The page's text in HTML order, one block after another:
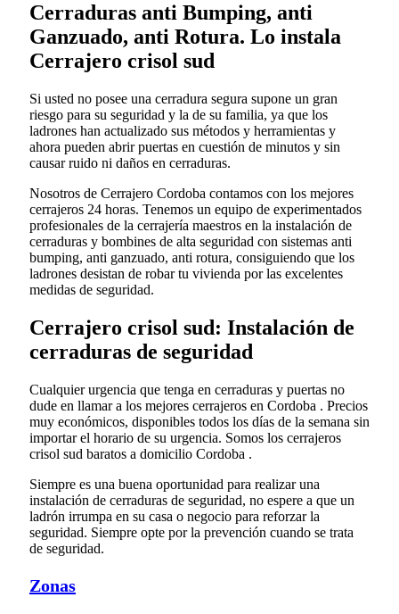
Cerraduras anti Bumping, anti
Ganzuado, anti Rotura. Lo instala
Cerrajero crisol sud
Si usted no posee una cerradura segura supone un gran
riesgo para su seguridad y la de su familia, ya que los
ladrones han actualizado sus métodos y herramientas y
ahora pueden abrir puertas en cuestión de minutos y sin
causar ruido ni daños en cerraduras.
Nosotros de Cerrajero Cordoba contamos con los mejores
cerrajeros 24 horas. Tenemos un equipo de experimentados
profesionales de la cerrajería maestros en la instalación de
cerraduras y bombines de alta seguridad con sistemas anti
bumping, anti ganzuado, anti rotura, consiguiendo que los
ladrones desistan de robar tu vivienda por las excelentes
medidas de seguridad.
Cerrajero crisol sud: Instalación de
cerraduras de seguridad
Cualquier urgencia que tenga en cerraduras y puertas no
dude en llamar a los mejores cerrajeros en Cordoba . Precios
muy económicos, disponibles todos los días de la semana sin
importar el horario de su urgencia. Somos los cerrajeros
crisol sud baratos a domicilio Cordoba .
Siempre es una buena oportunidad para realizar una
instalación de cerraduras de seguridad, no espere a que un
ladrón irrumpa en su casa o negocio para reforzar la
seguridad. Siempre opte por la prevención cuando se trata
de seguridad.
Zonas